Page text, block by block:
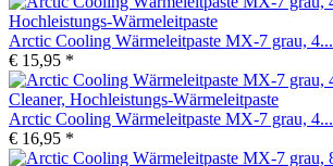
Arctic Cooling Wärmeleitpaste MX-7 grau, 4...
€ 15,95 *
Arctic Cooling Wärmeleitpaste MX-7 grau, 4...
€ 16,95 *